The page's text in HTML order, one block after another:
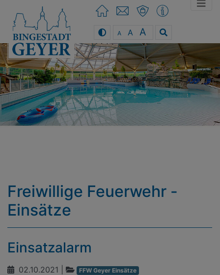
A A A
You can use the keyboard arrow keys
Freiwillige Feuerwehr -
Einsätze
Einsatzalarm
02.10.2021 FFW Geyer Einsätze